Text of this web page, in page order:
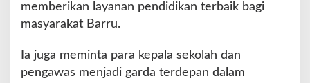
memberikan layanan pendidikan terbaik bagi
masyarakat Barru.
Ia juga meminta para kepala sekolah dan
pengawas menjadi garda terdepan dalam